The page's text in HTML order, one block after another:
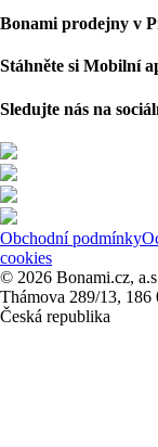
Bonami prodejny v
Stáhněte si Mobilní
Sledujte nás na
Obchodní podmínky
cookies
© 2026 Bonami.cz,
Thámova 289/13, 186
Česká republika